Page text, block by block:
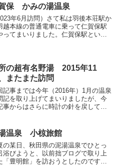
ても有名であり、私も...
保 かみの湯温泉
年6月訪問）さて私は羽後本荘駅か
越本線の普通電車に乗って仁賀保駅
ってまいりました。仁賀保駅といえ
買って録音...
の超有名野湯 2015年11
またまた訪問
記事までは今年（2016年）1月の温泉
記を取り上げてまいりましたが、今
事からはさらに時計の針を戻して、
ます。毎度毎度のことですが、情報
に欠ける...
温泉 小椋旅館
の某日、秋田県の泥湯温泉でひとっ
浴びようと、以前拙ブログで取り上
「豊明館」を訪おうとしたのです